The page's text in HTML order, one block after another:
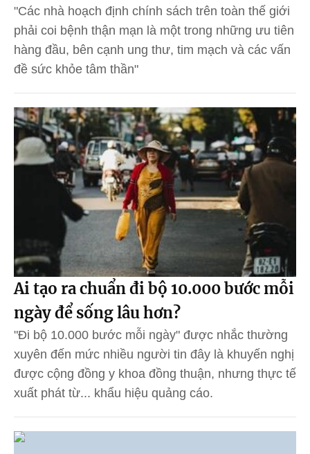
"Các nhà hoạch định chính sách trên toàn thế giới
phải coi bệnh thận mạn là một trong những ưu tiên
hàng đầu, bên cạnh ung thư, tim mạch và các vấn
đề sức khỏe tâm thần"
Ai tạo ra chuẩn đi bộ 10.000 bước mỗi
ngày để sống lâu hơn?
"Đi bộ 10.000 bước mỗi ngày" được nhắc thường
xuyên đến mức nhiều người tin đây là khuyến nghị
được cộng đồng y khoa đồng thuận, nhưng thực tế
xuất phát từ... khẩu hiệu quảng cáo.